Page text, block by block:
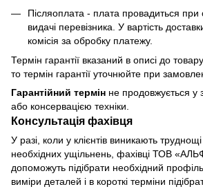
Післяоплата - плата провадиться при
видачі перевізника. У вартість
комісія за обробку платежу.
Термін гарантії вказаний в описі до
то термін гарантії уточнюйте при
Гарантійний термін не продовжується у
або консервацією техніки.
Консультація фахівця
У разі, коли у клієнтів виникають
необхідних ущільнень, фахівці ТОВ
допоможуть підібрати необхідний
виміри деталей і в короткі терміни